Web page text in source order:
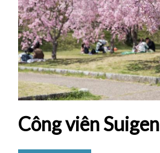
Công viên Suigen